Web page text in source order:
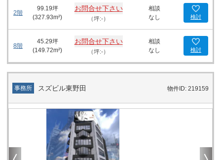
周辺にはコンビニエンスストア、ドラッグストア、飲食店が多数あ
り、日常生活の利便性も高いです。また、近隣には複数のメガバン
ク支店があり、金融面での利便性も申し分ありません。 ビルは国道
1号沿いに位置しており、高い視認性を誇ります。このため、来客
を多く迎えるビジネスや、新しく事務所を開設したい方に最適な環
境です。周辺の商業施設や飲食店、そして大都市へのアクセスの良
ススペースです。この機会にぜひご検討ください。
2階
99.19坪
(327.93m²)
お問合せ下さい
（坪:-）
相談
なし
検討
8階
45.29坪
(149.72m²)
お問合せ下さい
（坪:-）
相談
なし
検討
事務所 スズビル東野田 物件ID: 219159